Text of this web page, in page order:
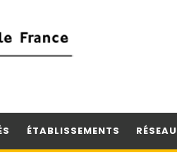
ÉTABLISSEMENTS